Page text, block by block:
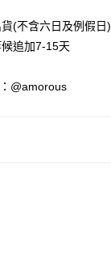
費
(不含六日及例假日)
追加7-15天
@amorous